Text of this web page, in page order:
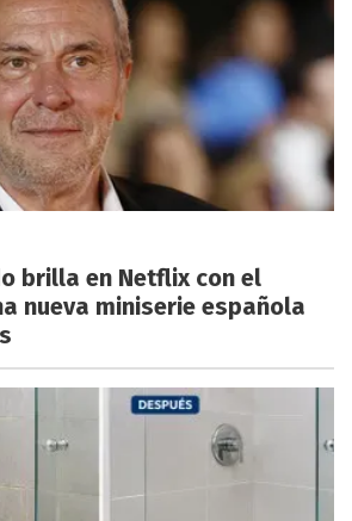
brilla en Netflix con el
nueva miniserie española